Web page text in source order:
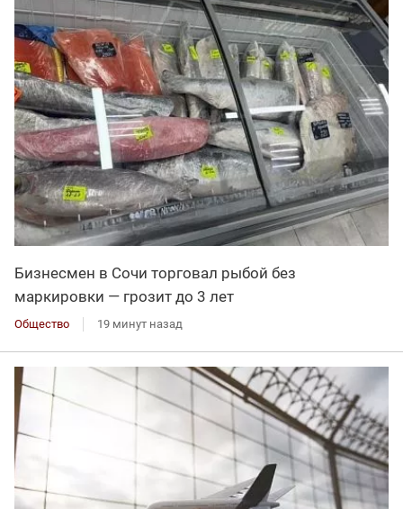
Бизнесмен в Сочи торговал рыбой без
маркировки — грозит до 3 лет
Общество 19 минут назад